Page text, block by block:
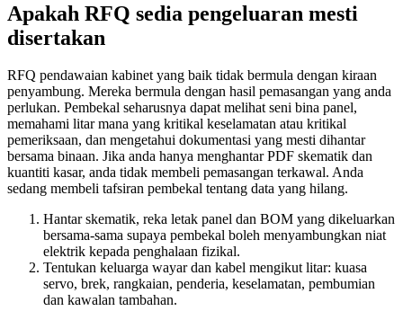
Apakah RFQ sedia pengeluaran mesti
disertakan
RFQ pendawaian kabinet yang baik tidak bermula dengan kiraan
penyambung. Mereka bermula dengan hasil pemasangan yang anda
perlukan. Pembekal seharusnya dapat melihat seni bina panel,
memahami litar mana yang kritikal keselamatan atau kritikal
pemeriksaan, dan mengetahui dokumentasi yang mesti dihantar
bersama binaan. Jika anda hanya menghantar PDF skematik dan
kuantiti kasar, anda tidak membeli pemasangan terkawal. Anda
sedang membeli tafsiran pembekal tentang data yang hilang.
Hantar skematik, reka letak panel dan BOM yang dikeluarkan
bersama-sama supaya pembekal boleh menyambungkan niat
elektrik kepada penghalaan fizikal.
Tentukan keluarga wayar dan kabel mengikut litar: kuasa
servo, brek, rangkaian, penderia, keselamatan, pembumian
dan kawalan tambahan.